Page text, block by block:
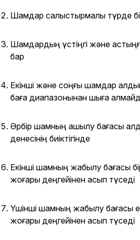
Шамдар салыстырмалы түрде
Шамдардың үстіңгі және
бар
Екінші және соңғы шамдар
баға диапазонынан шыға
Әрбір шамның ашылу бағасы
денесінің биіктігінде
Екінші шамның жабылу бағасы
жоғары деңгейінен асып түседі
Үшінші шамның жабылу бағасы
жоғары деңгейінен асып түседі